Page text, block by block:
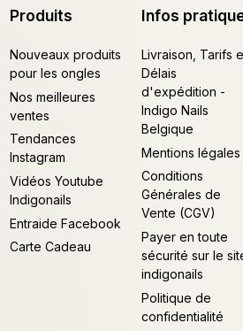
Produits
Nouveaux produits
pour les ongles
Nos meilleures
ventes
Tendances
Instagram
Vidéos Youtube
Indigonails
Entraide Facebook
Carte Cadeau
Infos
Livraison, Tarifs
Délais
d'expédition -
Indigo Nails
Belgique
Mentions légales
Conditions
Générales de
Vente (CGV)
Payer en toute
sécurité sur le
indigonails
Politique de
confidentialité